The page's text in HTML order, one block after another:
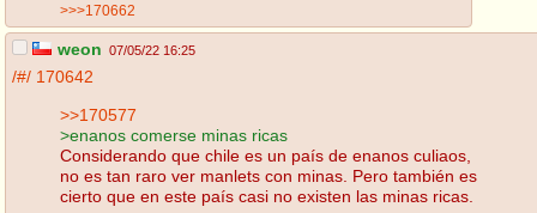
>>>170662
weon 07/05/22 16:25
/#/ 170642
>>170577
>enanos comerse minas ricas
Considerando que chile es un país de enanos culiaos,
no es tan raro ver manlets con minas. Pero también es
cierto que en este país casi no existen las minas ricas.